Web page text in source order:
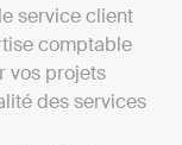
service client
comptable
vos projets
des services